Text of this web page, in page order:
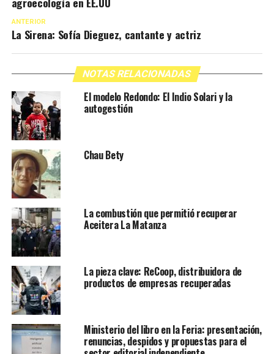
ANTERIOR
La Sirena: Sofía Dieguez, cantante y actriz
NOTAS RELACIONADAS
El modelo Redondo: El Indio Solari y la
autogestión
Chau Bety
La combustión que permitió recuperar
Aceitera La Matanza
La pieza clave: ReCoop, distribuidora de
productos de empresas recuperadas
Ministerio del libro en la Feria: presentación,
renuncias, despidos y propuestas para el